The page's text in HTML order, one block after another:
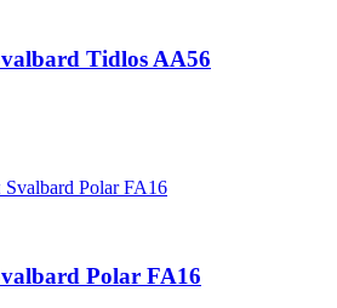
Tidlos AA56
Polar FA16